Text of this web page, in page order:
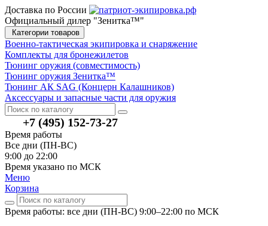
Доставка по России
Официальный дилер "Зенитка™"
Категории товаров
Военно-тактическая экипировка и снаряжение
Комплекты для бронежилетов
Тюнинг оружия (совместимость)
Тюнинг оружия Зенитка™
Тюнинг АК SAG (Концерн Калашников)
Аксессуары и запасные части для оружия
+7 (495) 152-73-27
Время работы
Все дни (ПН-ВС)
9:00 до 22:00
Время указано по МСК
Меню
Корзина
Время работы: все дни (ПН-ВС) 9:00–22:00 по МСК